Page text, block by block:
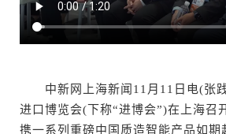
中新网上海新闻11月11日电(张
进口博览会(下称“进博会”)在上海召
携一系列重磅中国质造智能产品如期